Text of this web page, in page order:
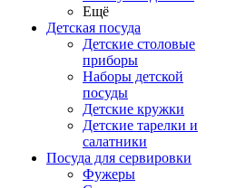
Ещё
Детская посуда
Детские столовые
приборы
Наборы детской
посуды
Детские кружки
Детские тарелки и
салатники
Посуда для сервировки
Фужеры